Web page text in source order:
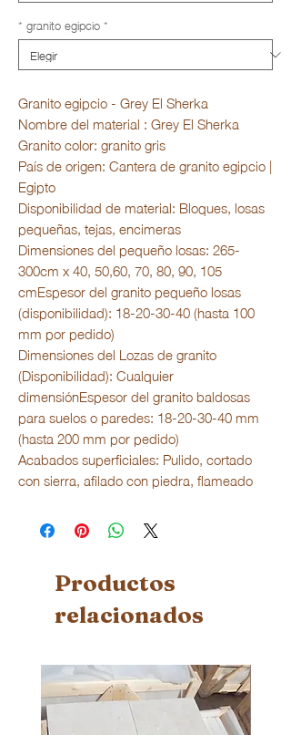
* granito egipcio*
Granito egipcio - Grey El Sherka
Nombre del material : Grey El Sherka
Granito color: granito gris
País de origen: Cantera de granito egipcio |
Egipto
Disponibilidad de material: Bloques, losas
pequeñas, tejas, encimeras
Dimensiones del pequeño losas: 265-
300cm x 40, 50,60, 70, 80, 90, 105
cmEspesor del granito pequeño losas
(disponibilidad): 18-20-30-40 (hasta 100
mm por pedido)
Dimensiones del Lozas de granito
(Disponibilidad): Cualquier
dimensiónEspesor del granito baldosas
para suelos o paredes: 18-20-30-40 mm
(hasta 200 mm por pedido)
Acabados superficiales: Pulido, cortado
con sierra, afilado con piedra, flameado
Productos
relacionados